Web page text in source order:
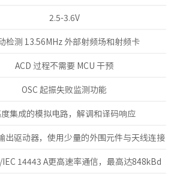
2.5-3.6V
检测 13.56MHz 外部射频场和射频卡
ACD 过程不需要 MCU 干预
OSC 起振失败监测功能
集成的模拟电路，解调和译码响应
出驱动器，使用少量的外围元件与天线连接
IEC 14443 A更高速率通信，最高达848kBd